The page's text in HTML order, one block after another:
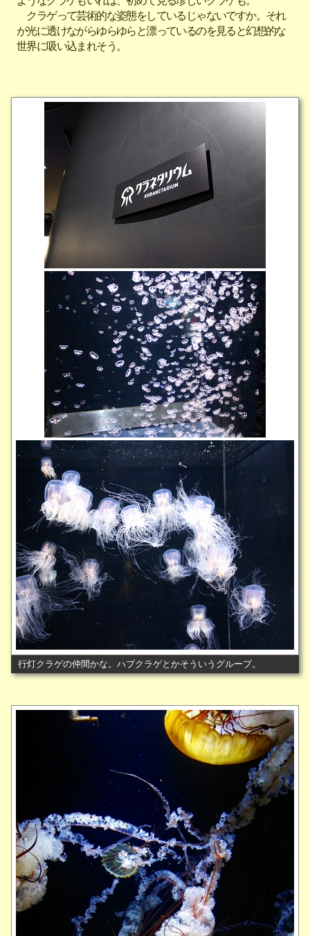
クラゲって芸術的な姿態をしているじゃないですか。それ
が光に透けながらゆらゆらと漂っているのを見ると幻想的な
世界に吸い込まれそう。
行灯クラゲの仲間かな。ハブクラゲとかそういうグループ。